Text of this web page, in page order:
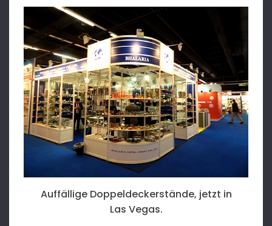
Auffällige Doppeldeckerstände, jetzt in
Las Vegas.